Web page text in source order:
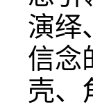
演绎
信念
壳、